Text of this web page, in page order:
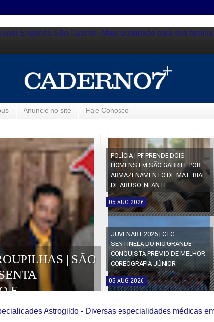
Anuncie no site Fale Conosco
| SÃO
E
DA EDIÇÃO
POLÍCIA | PF PRENDE DOIS
HOMENS EM SÃO GABRIEL POR
ARMAZENAMENTO DE MATERIAL
DE ABUSO INFANTIL
05 AUG 2026
JUVENART 2026 | CTG
SENTINELA DO RIO GRANDE
CONQUISTA PRÊMIO DE MELHOR
COREOGRAFIA JÚNIOR
05 AUG 2026